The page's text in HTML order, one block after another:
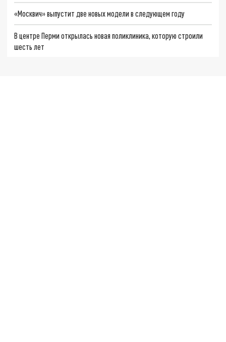
«Москвич» выпустит две новых модели в следующем году
В центре Перми открылась новая поликлиника, которую строили
шесть лет